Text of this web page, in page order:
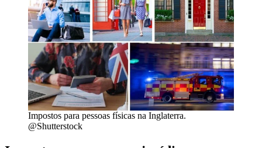
Impostos para pessoas físicas na Inglaterra.
@Shutterstock